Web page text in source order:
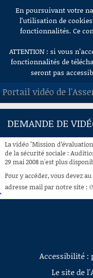
Aller au contenu
En poursuivant votre
l’utilisation de
fonctionnalités. Ce
ATTENTION : si vous
fonctionnalités de
seront pas
Portail vidéo de
ACCUEIL
À LA DEMANDE
RECHERCHE
AIDE À LA DÉCOUPE
DE VIDÉOS
DEMANDE DE
La vidéo "Mission
de la sécurité sociale :
29 mai 2008 n'est plus
Pour y accéder, vous devez
adresse mail par notre site :
Accessibilité
Le site de